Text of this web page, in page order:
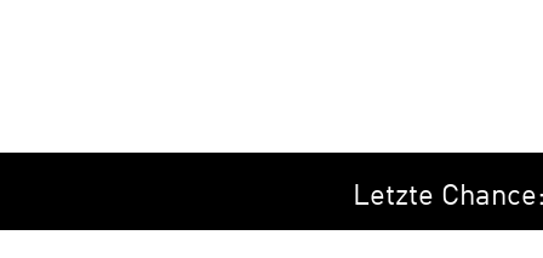
Letzte